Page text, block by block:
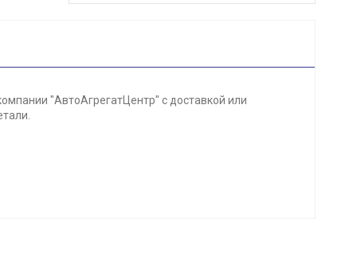
"АвтоАгрегатЦентр" с доставкой или